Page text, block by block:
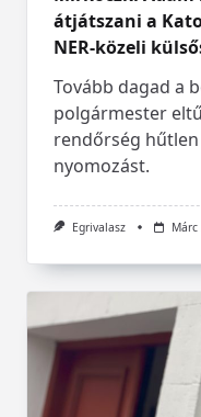
átjátszani a
NER-közeli
Tovább dagad a
polgármester
rendőrség
nyomozást.
Egrivalasz Márc